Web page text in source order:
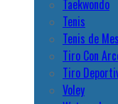
Taekwondo
Tenis
Tenis de
Tiro Con
Tiro
Voley